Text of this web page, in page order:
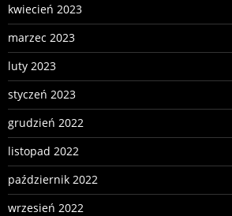
kwiecień 2023
marzec 2023
luty 2023
styczeń 2023
grudzień 2022
listopad 2022
październik 2022
wrzesień 2022